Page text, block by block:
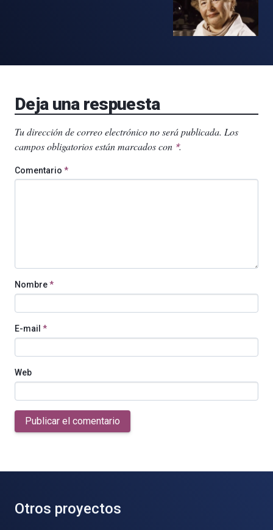
Deja una respuesta
Tu dirección de correo electrónico no será publicada. Los
campos obligatorios están marcados con *.
Comentario *
Nombre*
E-mail *
Web
Publicar el comentario
Otros proyectos